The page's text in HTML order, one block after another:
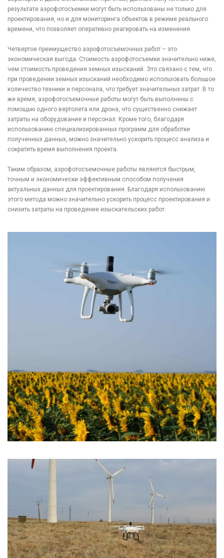
результате аэрофотосъемки могут быть использованы не только для
проектирования, но и для мониторинга объектов в режиме реального
времени, что позволяет оперативно реагировать на изменения.
Четвертое преимущество аэрофотосъемочных работ – это
экономическая выгода. Стоимость аэрофотосъемки значительно ниже,
чем стоимость проведения земных изысканий. Это связано с тем, что
при проведении земных изысканий необходимо использовать большое
количество техники и персонала, что требует значительных затрат. В то
же время, аэрофотосъемочные работы могут быть выполнены с
помощью одного вертолета или дрона, что существенно снижает
затраты на оборудование и персонал. Кроме того, благодаря
использованию специализированных программ для обработки
полученных данных, можно значительно ускорить процесс анализа и
сократить время выполнения проекта.
Таким образом, аэрофотосъемочные работы являются быстрым,
точным и экономически эффективным способом получения
актуальных данных для проектирования. Благодаря использованию
этого метода можно значительно ускорить процесс проектирования и
снизить затраты на проведение изыскательских работ.